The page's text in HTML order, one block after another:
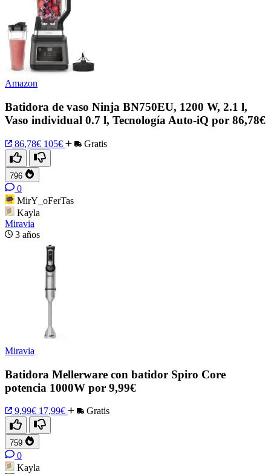
Amazon
Batidora de vaso Ninja BN750EU, 1200 W, 2.1 l,
Vaso individual 0.7 l, Tecnología Auto-iQ por 86,78€
86,78€ 105€ Gratis
796
0
MirY_oFerTas
Kayla
Miravia
3 años
Miravia
Batidora Mellerware con batidor Spiro Core
potencia 1000W por 9,99€
9,99€ 17,99€ Gratis
759
0
Kayla